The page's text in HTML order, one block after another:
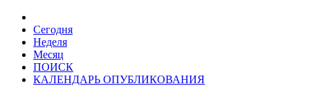
Сегодня
Неделя
Месяц
ПОИСК
КАЛЕНДАРЬ ОПУБЛИКОВАНИЯ